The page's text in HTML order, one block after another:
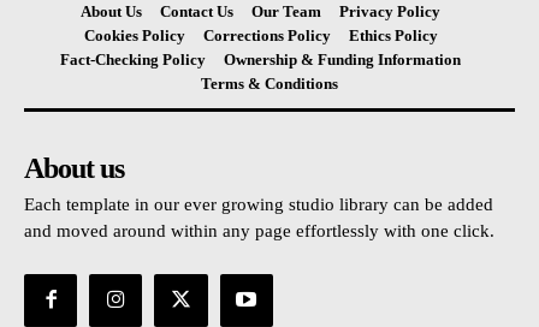
About Us Contact Us Our Team
Privacy Policy
Cookies Policy
Corrections Policy
Ethics Policy
Fact-Checking Policy
Ownership & Funding Information
Terms & Conditions
About us
Each template in our ever growing studio library can be added
and moved around within any page effortlessly with one click.